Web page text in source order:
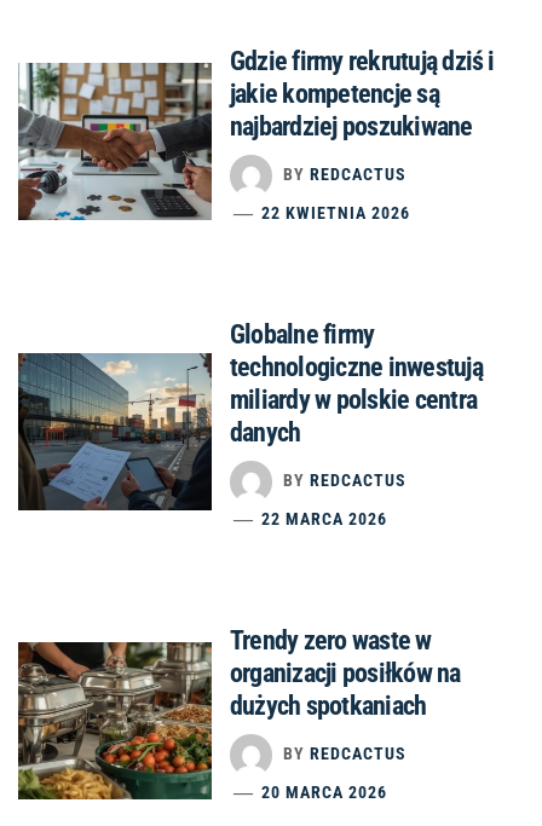
Gdzie firmy rekrutują dziś i
jakie kompetencje są
najbardziej poszukiwane
BY REDCACTUS
22 KWIETNIA 2026
Globalne firmy
technologiczne inwestują
miliardy w polskie centra
danych
BY REDCACTUS
22 MARCA 2026
Trendy zero waste w
organizacji posiłków na
dużych spotkaniach
BY REDCACTUS
20 MARCA 2026